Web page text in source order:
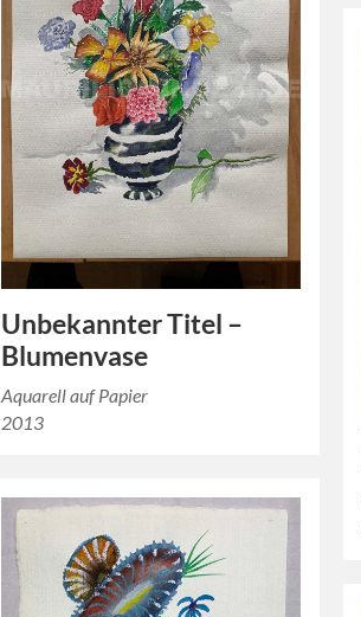
Unbekannter Titel –
Blumenvase
Aquarell auf Papier
2013